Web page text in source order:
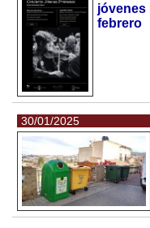
jóvenes
febrero
30/01/2025